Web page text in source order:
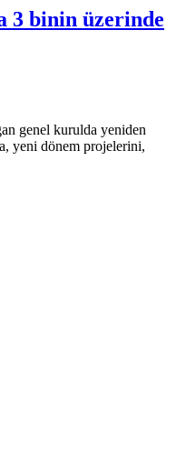
3 binin üzerinde
genel kurulda yeniden
yeni dönem projelerini,